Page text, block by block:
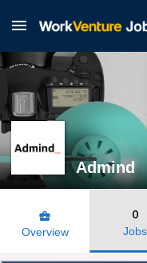

Admind
business_center
Overview
0
Jobs